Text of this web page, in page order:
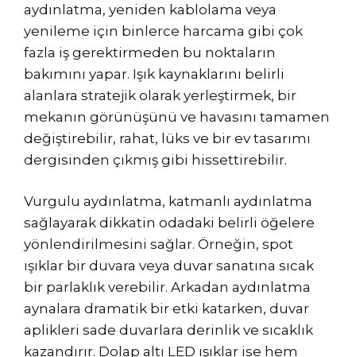
aydınlatma, yeniden kablolama veya
yenileme için binlerce harcama gibi çok
fazla iş gerektirmeden bu noktaların
bakımını yapar. Işık kaynaklarını belirli
alanlara stratejik olarak yerleştirmek, bir
mekanın görünüşünü ve havasını tamamen
değiştirebilir, rahat, lüks ve bir ev tasarımı
dergisinden çıkmış gibi hissettirebilir.
Vurgulu aydınlatma, katmanlı aydınlatma
sağlayarak dikkatin odadaki belirli öğelere
yönlendirilmesini sağlar. Örneğin, spot
ışıklar bir duvara veya duvar sanatına sıcak
bir parlaklık verebilir. Arkadan aydınlatma
aynalara dramatik bir etki katarken, duvar
aplikleri sade duvarlara derinlik ve sıcaklık
kazandırır. Dolap altı LED ışıklar ise hem